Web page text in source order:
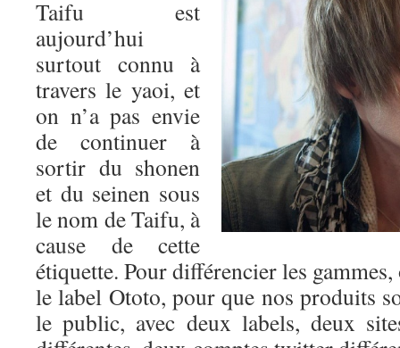
Taifu est
aujourd’hui
surtout connu à
travers le yaoi, et
on n’a pas envie
de continuer à
sortir du shonen
et du seinen sous
le nom de Taifu, à
cause de cette
étiquette. Pour différencier les
le label Ototo, pour que nos produits
le public, avec deux labels, deux